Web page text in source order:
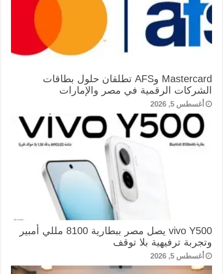
Mastercard وAFS تطلقان حلول بطاقات
الشركات الرقمية في مصر والإمارات
أغسطس 5, 2026
vivo Y500 يصل مصر ببطارية 8100 مللي أمبير
وتجربة ترفيهية بلا توقف
أغسطس 5, 2026